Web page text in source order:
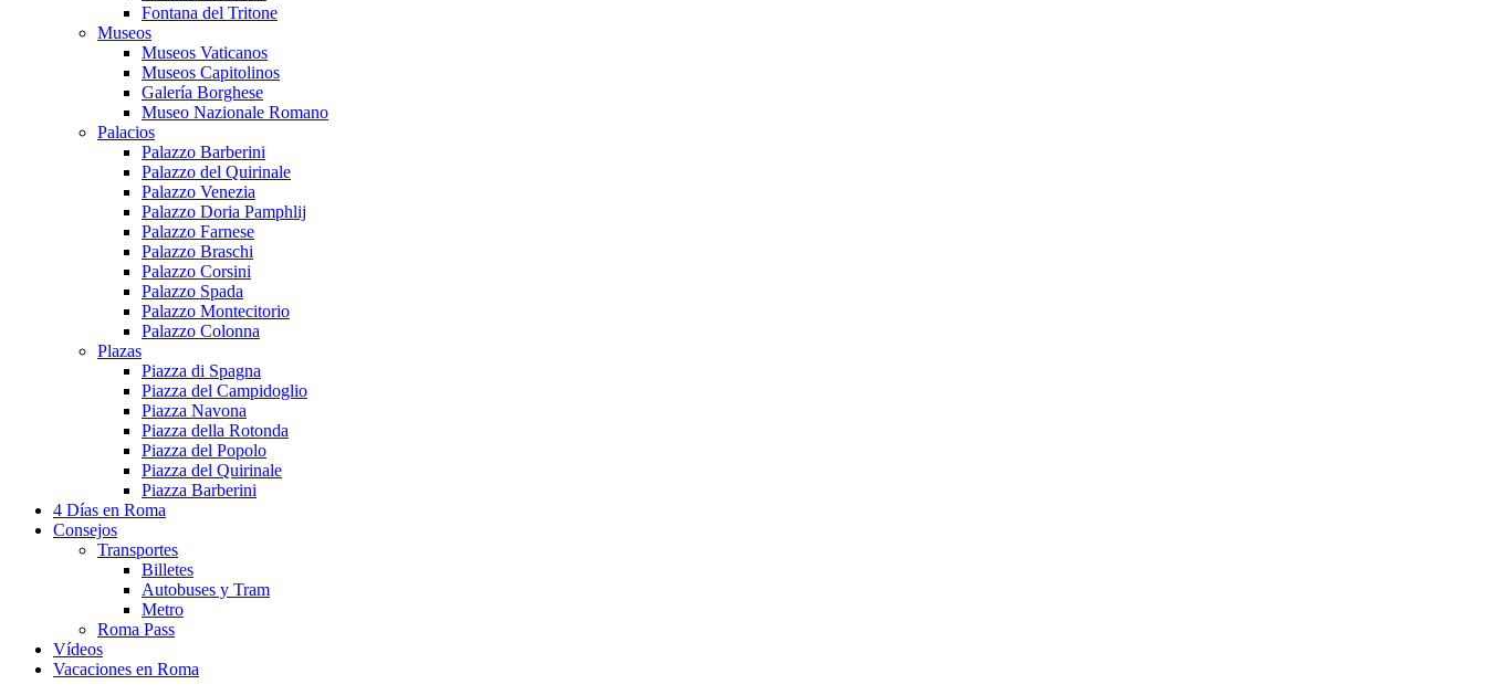
Fontana del Tritone
Museos
Museos Vaticanos
Museos Capitolinos
Galería Borghese
Museo Nazionale Romano
Palacios
Palazzo Barberini
Palazzo del Quirinale
Palazzo Venezia
Palazzo Doria Pamphlij
Palazzo Farnese
Palazzo Braschi
Palazzo Corsini
Palazzo Spada
Palazzo Montecitorio
Palazzo Colonna
Plazas
Piazza di Spagna
Piazza del Campidoglio
Piazza Navona
Piazza della Rotonda
Piazza del Popolo
Piazza del Quirinale
Piazza Barberini
4 Días en Roma
Consejos
Transportes
Billetes
Autobuses y Tram
Metro
Roma Pass
Vídeos
Vacaciones en Roma